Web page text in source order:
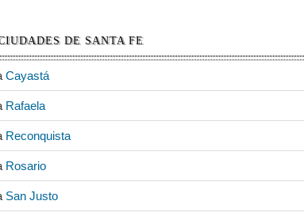
DE SANTA FE
Cayastá
Rafaela
Reconquista
Rosario
San Justo